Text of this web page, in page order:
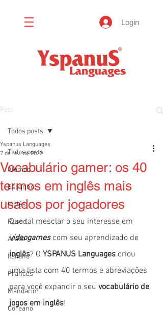
Login
Post
Todos posts
Alemão
Espanhol
Inglês
Russo
Árabe
Italiano
Francês
Mandarim
Coreano
Todos posts
Vocabulário gamer: os 40
termos em inglês mais
usados por jogadores
Yspanus Languages
7 de fev. de 2022
Que tal mesclar o seu interesse em
videogames com seu aprendizado de
inglês? O YSPANUS Languages criou
uma lista com 40 termos e abreviações
para você expandir o seu vocabulário de
jogos em inglês!